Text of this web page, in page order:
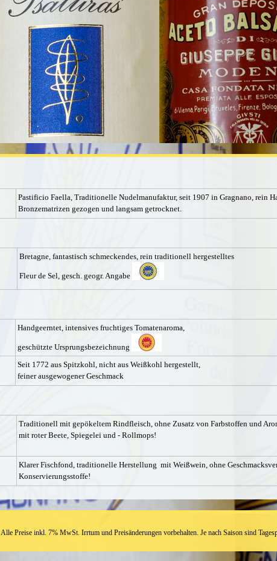
Pastificio Faella, Traditionelle Nudelmanufaktur, seit 1907 in Gragnano, rein
Bronzematrizen gezogen und langsam getrocknet.
Bretagne, fantastisch schmeckendes, rein traditionell hergestelltes
Fleur de Sel, gesch. geogr. Angabe
Handgeerntet, intensives fruchtiges Tomatenaroma,
geschützte Ursprungsbezeichnung
Seit 1772 aus Spitzkohl, nicht aus Weißkohl hergestellt,
feiner ausgewogener Geschmack
Traditionell mit gepökeltem Rindfleisch, ohne Zusatz von Farbstoffen und
mit roter Beete, Spiegelei und - Rollmops!
Klarer Fischfond, traditionelle Herstellung mit Weißwein, ohne
Konservierungsstoffe!
Alle Preise inkl. 7% MwSt. Irrtum und Preisänderungen vorbehalten. Je nach Saison sind